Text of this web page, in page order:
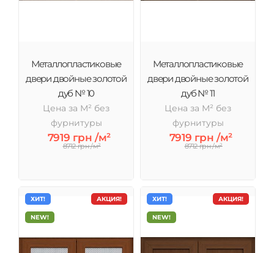
Металлопластиковые
двери двойные золотой
дуб № 10
Цена за М² без
фурнитуры
7919 грн /м²
8712 грн /м²
Металлопластиковые
двери двойные золотой
дуб № 11
Цена за М² без
фурнитуры
7919 грн /м²
8712 грн /м²
АКЦИЯ!
ХИТ!
NEW!
АКЦИЯ!
ХИТ!
NEW!